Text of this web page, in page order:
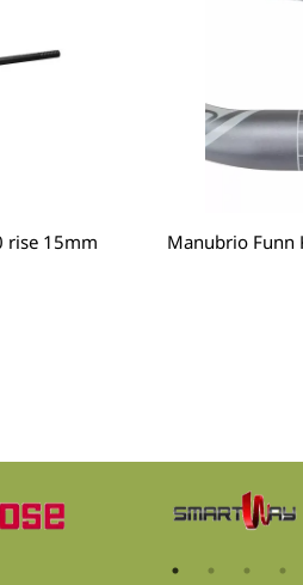
rise 15mm Manubrio Funn